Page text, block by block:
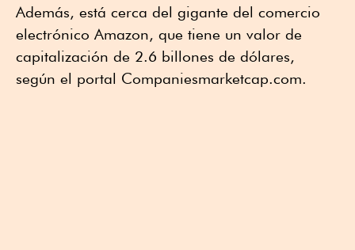
Además, está cerca del gigante del comercio
electrónico Amazon, que tiene un valor de
capitalización de 2.6 billones de dólares,
según el portal Companiesmarketcap.com.